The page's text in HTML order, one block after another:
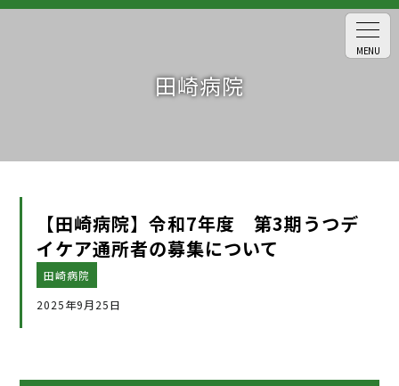
田崎病院
【田崎病院】令和7年度 第3期うつデ
イケア通所者の募集について
田崎病院
2025年9月25日
MENU